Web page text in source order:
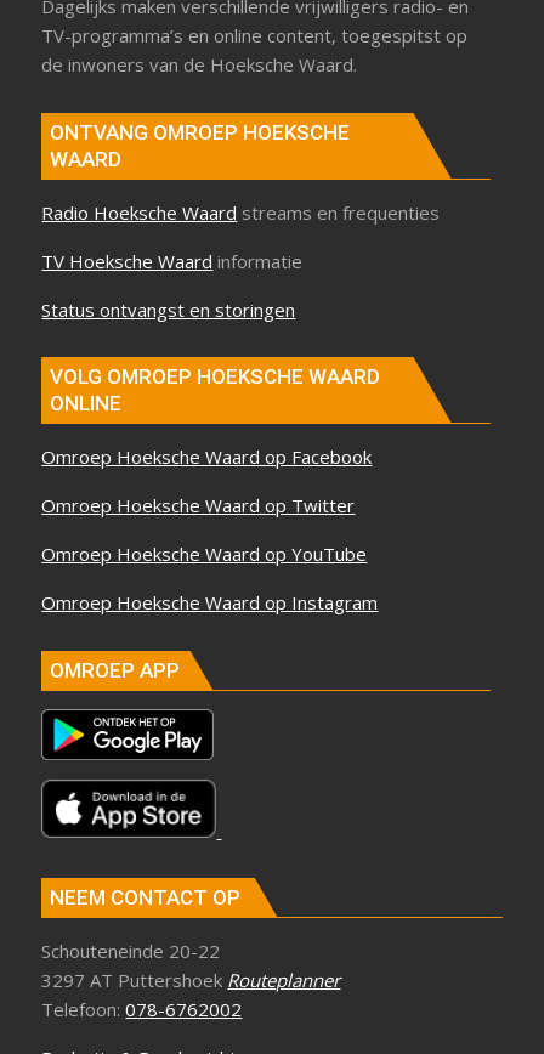
Dagelijks maken verschillende vrijwilligers radio- en
TV-programma’s en online content, toegespitst op
de inwoners van de Hoeksche Waard.
ONTVANG OMROEP HOEKSCHE
WAARD
Radio Hoeksche Waard streams en frequenties
TV Hoeksche Waard informatie
Status ontvangst en storingen
VOLG OMROEP HOEKSCHE WAARD
ONLINE
Omroep Hoeksche Waard op Facebook
Omroep Hoeksche Waard op Twitter
Omroep Hoeksche Waard op YouTube
Omroep Hoeksche Waard op Instagram
OMROEP APP
NEEM CONTACT OP
Schouteneinde 20-22
3297 AT Puttershoek Routeplanner
Telefoon:078-6762002